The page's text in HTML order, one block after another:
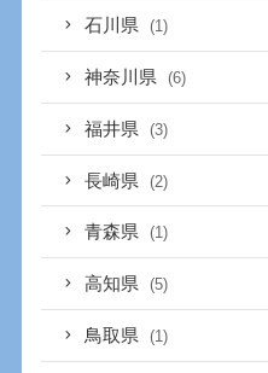
石川県 (1)
神奈川県 (6)
福井県 (3)
長崎県 (2)
青森県 (1)
高知県 (5)
鳥取県 (1)